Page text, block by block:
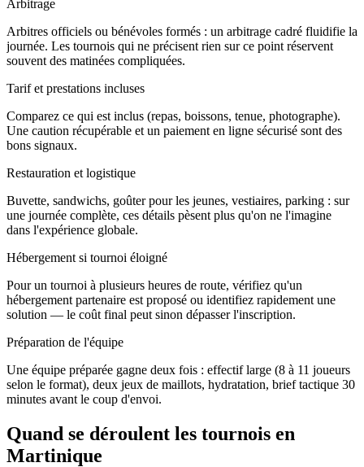
Arbitrage
Arbitres officiels ou bénévoles formés : un arbitrage cadré fluidifie la
journée. Les tournois qui ne précisent rien sur ce point réservent
souvent des matinées compliquées.
Tarif et prestations incluses
Comparez ce qui est inclus (repas, boissons, tenue, photographe).
Une caution récupérable et un paiement en ligne sécurisé sont des
bons signaux.
Restauration et logistique
Buvette, sandwichs, goûter pour les jeunes, vestiaires, parking : sur
une journée complète, ces détails pèsent plus qu'on ne l'imagine
dans l'expérience globale.
Hébergement si tournoi éloigné
Pour un tournoi à plusieurs heures de route, vérifiez qu'un
hébergement partenaire est proposé ou identifiez rapidement une
solution — le coût final peut sinon dépasser l'inscription.
Préparation de l'équipe
Une équipe préparée gagne deux fois : effectif large (8 à 11 joueurs
selon le format), deux jeux de maillots, hydratation, brief tactique 30
minutes avant le coup d'envoi.
Quand se déroulent les tournois en
Martinique